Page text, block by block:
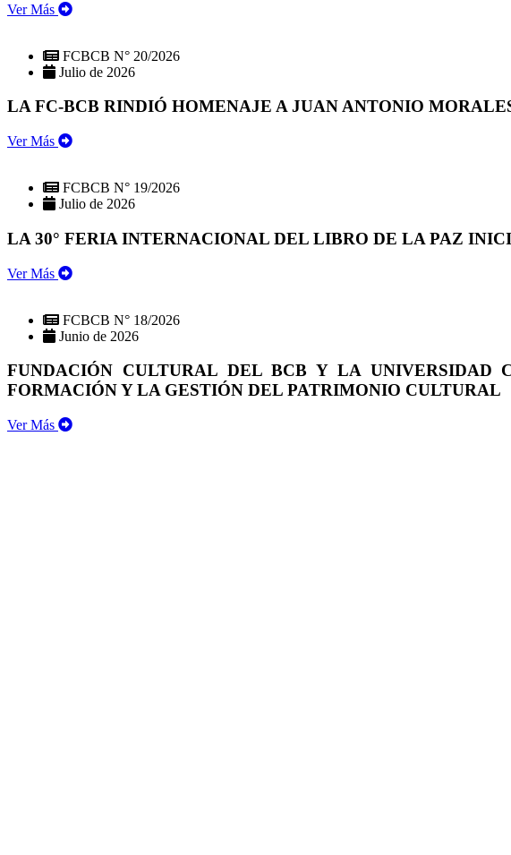
Ver Más
FCBCB N° 20/2026
Julio de 2026
LA FC-BCB RINDIÓ HOMENAJE A JUAN ANTONIO
Ver Más
FCBCB N° 19/2026
Julio de 2026
LA 30° FERIA INTERNACIONAL DEL LIBRO DE LA PAZ
Ver Más
FCBCB N° 18/2026
Junio de 2026
FUNDACIÓN CULTURAL DEL BCB Y LA UNIVERSIDAD
FORMACIÓN Y LA GESTIÓN DEL PATRIMONIO CULTURAL
Ver Más